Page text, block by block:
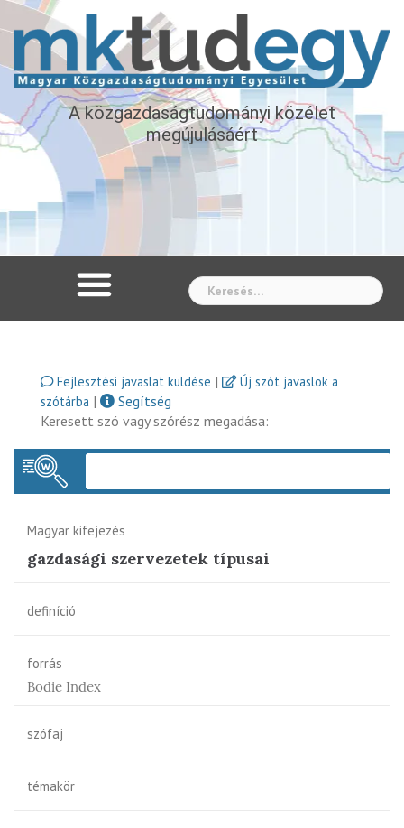
A közgazdaságtudományi közélet
megújulásáért
Fejlesztési javaslat küldése |
Új szót javaslok a
szótárba |
Segítség
Keresett szó vagy szórész megadása:
Magyar kifejezés
gazdasági szervezetek típusai
definíció
forrás
Bodie Index
szófaj
témakör